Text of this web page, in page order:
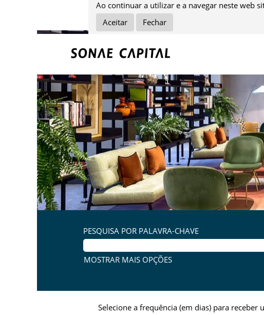
Ao continuar a utilizar e a navegar neste web
Aceitar
Fechar
PESQUISA POR PALAVRA-CHAVE
MOSTRAR MAIS OPÇÕES
Selecione a frequência (em dias) para receber